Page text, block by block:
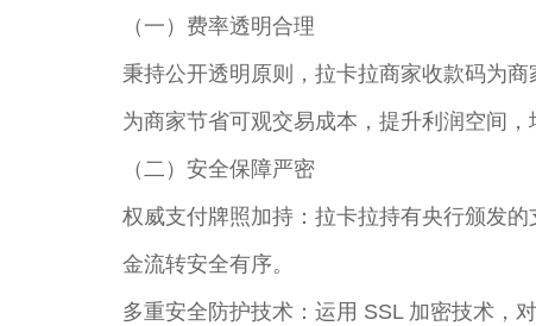
（一）费率透明合理​
秉持公开透明原则，拉卡拉商家收款码为
为商家节省可观交易成本，提升利润空间，
（二）安全保障严密​
权威支付牌照加持：拉卡拉持有央行颁发
金流转安全有序。​
多重安全防护技术：运用 SSL 加密技术，